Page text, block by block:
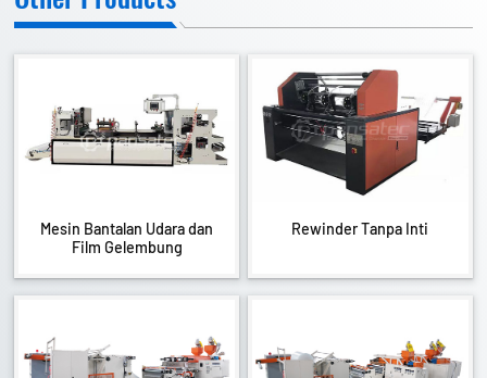
Mesin Bantalan Udara dan
Film Gelembung
Rewinder Tanpa Inti